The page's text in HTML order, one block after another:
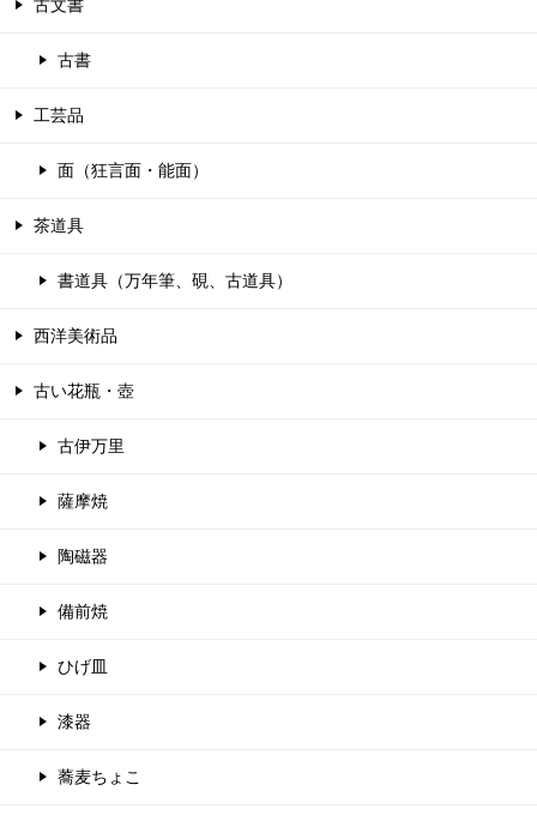
古文書
古書
工芸品
面（狂言面・能面）
茶道具
書道具（万年筆、硯、古道具）
西洋美術品
古い花瓶・壺
古伊万里
薩摩焼
陶磁器
備前焼
ひげ皿
漆器
蕎麦ちょこ